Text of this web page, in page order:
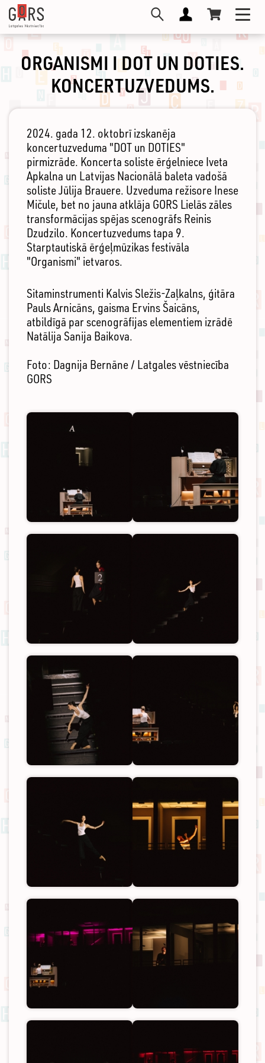
Pārlekt
galveno
saturu
ORGANISMI I DOT UN DOTIES.
KONCERTUZVEDUMS.
2024. gada 12. oktobrī izskanēja
koncertuzveduma "DOT un DOTIES"
pirmizrāde. Koncerta soliste ērģelniece Iveta
Apkalna un Latvijas Nacionālā baleta vadošā
soliste Jūlija Brauere. Uzveduma režisore Inese
Mičule, bet no jauna atklāja GORS Lielās zāles
transformācijas spējas scenogrāfs Reinis
Dzudzilo. Koncertuzvedums tapa 9.
Starptautiskā ērģeļmūzikas festivāla
"Organismi" ietvaros.
Sitaminstrumenti Kalvis Sležis-Zaļkalns, ģitāra
Pauls Arnicāns, gaisma Ervins Šaicāns,
atbildīgā par scenogrāfijas elementiem izrādē
Natālija Sanija Baikova.
Foto: Dagnija Bernāne / Latgales vēstniecība
GORS